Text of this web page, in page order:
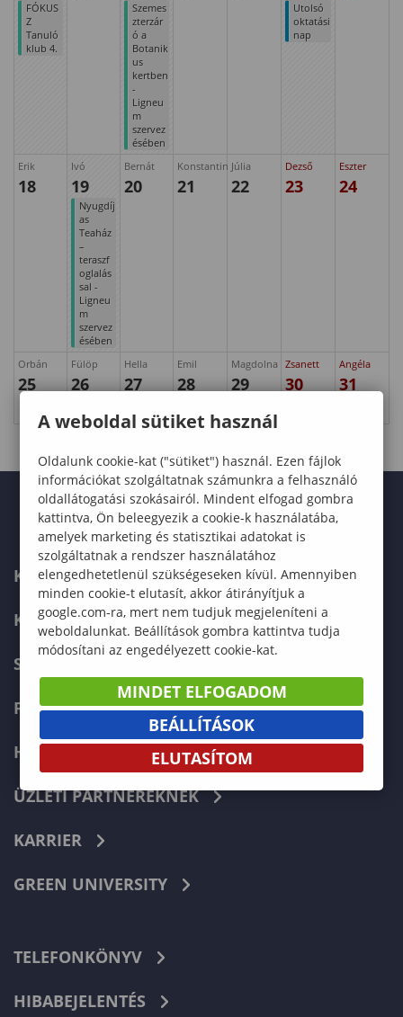
FÓKUS
Z
Tanuló
klub 4.
Szemes
zterzár
ó a
Botanik
us
kertben
-
Ligneu
m
szervez
ésében
Utolsó
oktatási
nap
Erik
18
Ivó
19
Nyugdíj
as
Teaház
–
teraszf
oglalás
sal -
Ligneu
m
szervez
ésében
Bernát
20
Konstantin
21
Júlia
22
Dezső
23
Eszter
24
Orbán
25
Fülöp
26
Hella
27
Emil
28
Magdolna
29
Zsanett
30
Angéla
31
KAPCSOLAT
KÉPZÉSKERESŐ
SZERVEZETI FELÉPÍTÉS
FELVÉTELIZŐKNEK
HALLGATÓKNAK
ÜZLETI PARTNEREKNEK
KARRIER
GREEN UNIVERSITY
TELEFONKÖNYV
HIBABEJELENTÉS
A weboldal sütiket használ
Oldalunk cookie-kat ("sütiket") használ. Ezen fájlok
információkat szolgáltatnak számunkra a felhasználó
oldallátogatási szokásairól. Mindent elfogad gombra
kattintva, Ön beleegyezik a cookie-k használatába,
amelyek marketing és statisztikai adatokat is
szolgáltatnak a rendszer használatához
elengedhetetlenül szükségeseken kívül. Amennyiben
minden cookie-t elutasít, akkor átirányítjuk a
google.com-ra, mert nem tudjuk megjeleníteni a
weboldalunkat. Beállítások gombra kattintva tudja
módosítani az engedélyezett cookie-kat.
MINDET ELFOGADOM
BEÁLLÍTÁSOK
ELUTASÍTOM